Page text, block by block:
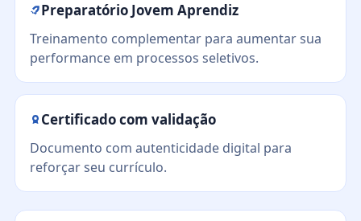
Preparatório Jovem Aprendiz
Treinamento complementar para aumentar sua
performance em processos seletivos.
Certificado com validação
Documento com autenticidade digital para
reforçar seu currículo.